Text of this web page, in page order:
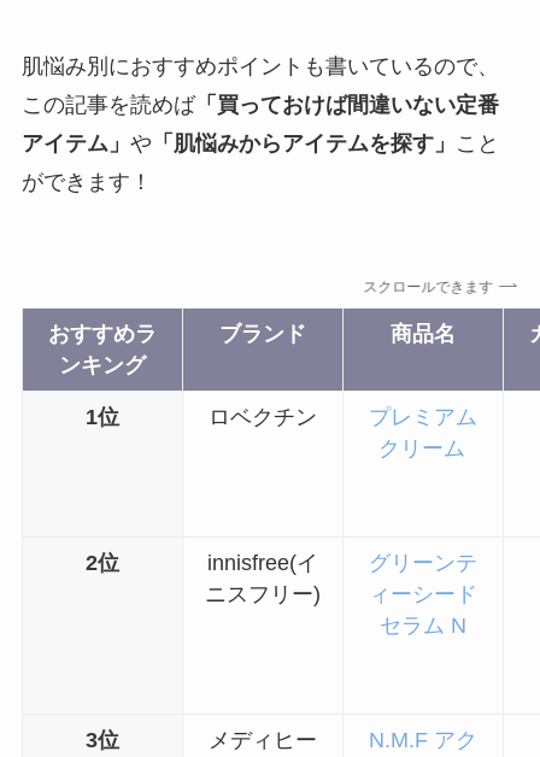
肌悩み別におすすめポイントも書いているので、
この記事を読めば「買っておけば間違いない定番
アイテム」 や 「肌悩みからアイテムを探す」 こと
ができます！
スクロールできます
おすすめラ
ンキング
ブランド 商品名
1位 ロベクチン
プレミアム
クリーム
2位
innisfree(イ
ニスフリー)
グリーンテ
ィーシード
セラム N
3位
メディヒー
N.M.F アク